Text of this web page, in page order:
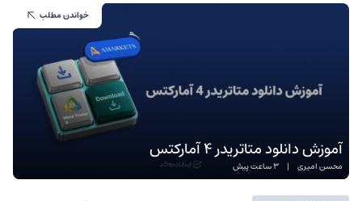
آموزش دانلود متاتریدر 4 آمارکتس
محسن امیری | 3 ساعت پیش
خواندن مطلب